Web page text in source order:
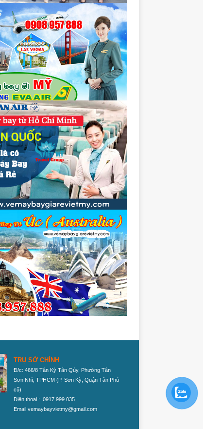
TRỤ SỞ CHÍNH
Đ/c: 466/8 Tân Kỳ Tân Qúy, Phường Tân
Sơn Nhì, TPHCM (P. Sơn Kỳ, Quận Tân Phú
cũ)
Điện thoại : 0917 999 035
Email:vemaybayvietmy@gmail.com